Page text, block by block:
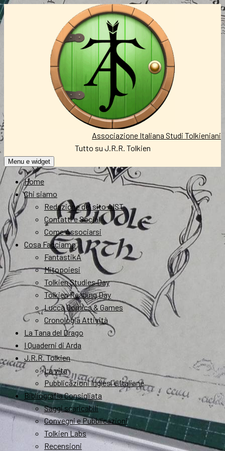
Vai
Associazione Italiana Studi Tolkieniani
Tutto su J.R.R. Tolkien
Menu e widget
Home
Chi siamo
Redazione del sito AIST
Contatti e Social
Come Associarsi
Cosa Facciamo
FantastikA
Mitopoiesi
Tolkien Studies Day
Tolkien Reading Day
Lucca Comics & Games
Cronologia Attività
La Tana del Drago
I Quaderni di Arda
J.R.R. Tolkien
La vita
Pubblicazioni Inglesi e Italiane
Bibliografia Consigliata
Saggi scaricabili
Convegni e Pubblicazioni
Tolkien Labs
Recensioni